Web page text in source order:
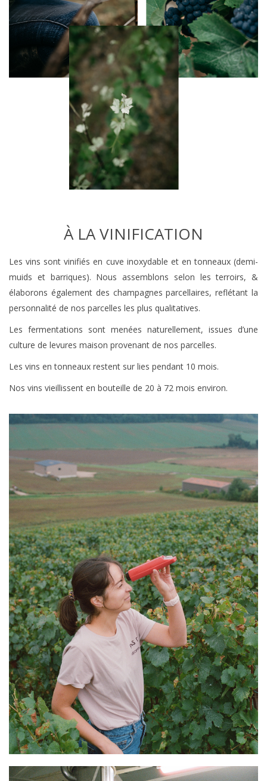
À LA VINIFICATION
Les vins sont vinifiés en cuve inoxydable et en tonneaux (demi-
muids et barriques). Nous assemblons selon les terroirs, &
élaborons également des champagnes parcellaires, reflétant la
personnalité de nos parcelles les plus qualitatives.
Les fermentations sont menées naturellement, issues d’une
culture de levures maison provenant de nos parcelles.
Les vins en tonneaux restent sur lies pendant 10 mois.
Nos vins vieillissent en bouteille de 20 à 72 mois environ.